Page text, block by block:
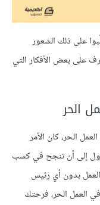
على ذلك الشعور
على بعض الأفكار التي
الحر
الحر، كان الأمر
إلى أن تنجح في كسب
بدون أي رئيس
العمل الحر، فرحتك